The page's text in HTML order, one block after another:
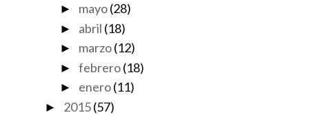
► mayo (28)
► abril (18)
► marzo (12)
► febrero (18)
► enero (11)
► 2015(57)